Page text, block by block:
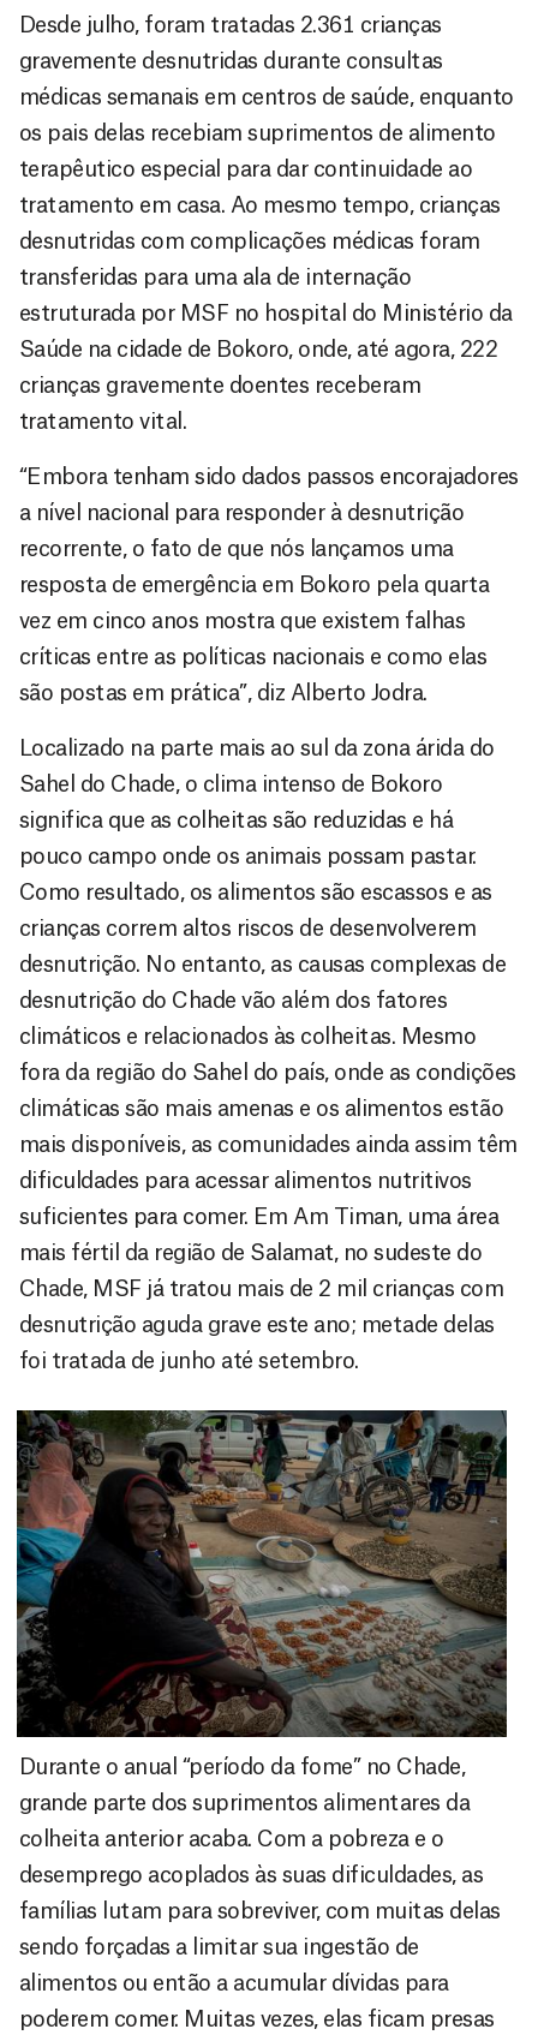
Desde julho, foram tratadas 2.361 crianças
gravemente desnutridas durante consultas
médicas semanais em centros de saúde, enquanto
os pais delas recebiam suprimentos de alimento
terapêutico especial para dar continuidade ao
tratamento em casa. Ao mesmo tempo, crianças
desnutridas com complicações médicas foram
transferidas para uma ala de internação
estruturada por MSF no hospital do Ministério da
Saúde na cidade de Bokoro, onde, até agora, 222
crianças gravemente doentes receberam
tratamento vital.
“Embora tenham sido dados passos encorajadores
a nível nacional para responder à desnutrição
recorrente, o fato de que nós lançamos uma
resposta de emergência em Bokoro pela quarta
vez em cinco anos mostra que existem falhas
críticas entre as políticas nacionais e como elas
são postas em prática”, diz Alberto Jodra.
Localizado na parte mais ao sul da zona árida do
Sahel do Chade, o clima intenso de Bokoro
significa que as colheitas são reduzidas e há
pouco campo onde os animais possam pastar.
Como resultado, os alimentos são escassos e as
crianças correm altos riscos de desenvolverem
desnutrição. No entanto, as causas complexas de
desnutrição do Chade vão além dos fatores
climáticos e relacionados às colheitas. Mesmo
fora da região do Sahel do país, onde as condições
climáticas são mais amenas e os alimentos estão
mais disponíveis, as comunidades ainda assim têm
dificuldades para acessar alimentos nutritivos
suficientes para comer. Em Am Timan, uma área
mais fértil da região de Salamat, no sudeste do
Chade, MSF já tratou mais de 2 mil crianças com
desnutrição aguda grave este ano; metade delas
foi tratada de junho até setembro.
Durante o anual “período da fome” no Chade,
grande parte dos suprimentos alimentares da
colheita anterior acaba. Com a pobreza e o
desemprego acoplados às suas dificuldades, as
famílias lutam para sobreviver, com muitas delas
sendo forçadas a limitar sua ingestão de
alimentos ou então a acumular dívidas para
poderem comer. Muitas vezes, elas ficam presas